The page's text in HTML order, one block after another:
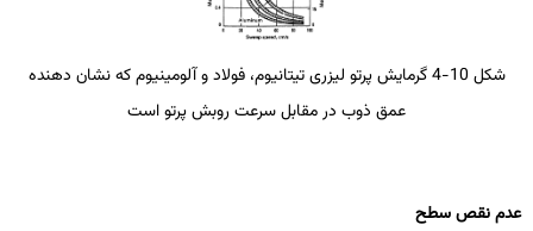
شکل 10-4 گرمایش پرتو لیزری تیتانیوم، فولاد و آلومینیوم که نشان­ دهنده
عمق ذوب در مقابل سرعت روبش پرتو است
عدم نقص سطح